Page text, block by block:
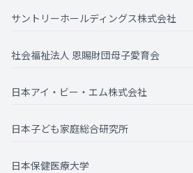
サントリーホールディングス株式会社
社会福祉法人 恩賜財団母子愛育会
日本アイ・ビー・エム株式会社
日本子ども家庭総合研究所
日本保健医療大学